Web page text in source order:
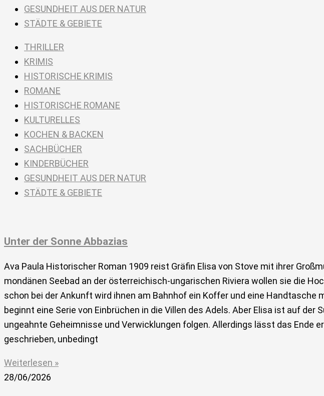
GESUNDHEIT AUS DER NATUR
STÄDTE & GEBIETE
THRILLER
KRIMIS
HISTORISCHE KRIMIS
ROMANE
HISTORISCHE ROMANE
KULTURELLES
KOCHEN & BACKEN
SACHBÜCHER
KINDERBÜCHER
GESUNDHEIT AUS DER NATUR
STÄDTE & GEBIETE
Unter der Sonne Abbazias
Ava Paula Historischer Roman 1909 reist Gräfin Elisa von Stove mit ihrer
mondänen Seebad an der österreichisch-ungarischen Riviera wollen sie die
schon bei der Ankunft wird ihnen am Bahnhof ein Koffer und eine
beginnt eine Serie von Einbrüchen in die Villen des Adels. Aber Elisa ist auf
ungeahnte Geheimnisse und Verwicklungen folgen. Allerdings lässt das Ende
geschrieben, unbedingt
Weiterlesen »
28/06/2026